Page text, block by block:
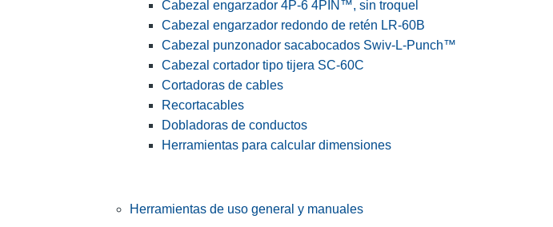
Cabezal engarzador 4P-6 4PIN™, sin troquel
Cabezal engarzador redondo de retén LR-60B
Cabezal punzonador sacabocados Swiv-L-Punch™
Cabezal cortador tipo tijera SC-60C
Cortadoras de cables
Recortacables
Dobladoras de conductos
Herramientas para calcular dimensiones
Herramientas de uso general y manuales